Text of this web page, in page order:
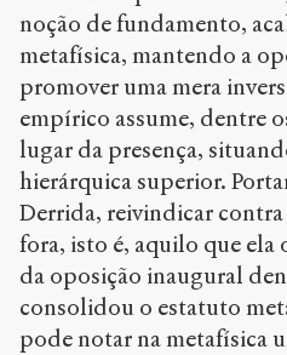
noção de fundamento,
metafísica, mantendo a
promover uma mera
empírico assume, dentre
lugar da presença,
hierárquica superior.
Derrida, reivindicar
fora, isto é, aquilo que ela
da oposição inaugural
consolidou o estatuto
pode notar na metafísica